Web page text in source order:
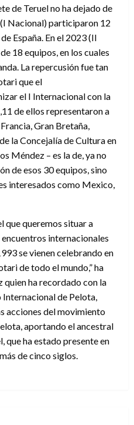
de Teruel no ha dejado de
Nacional) participaron 12
España. En el 2023 (II
18 equipos, en los cuales
La repercusión fue tan
que el
el I Internacional con la
de ellos representaron a
Gran Bretaña,
la Concejalía de Cultura en
Méndez – es la de, ya no
de esos 30 equipos, sino
interesados como Mexico,
que queremos situar a
internacionales
se vienen celebrando en
de todo el mundo,” ha
ha recordado con la
de Pelota,
acciones del movimiento
aportando el ancestral
que ha estado presente en
de cinco siglos.